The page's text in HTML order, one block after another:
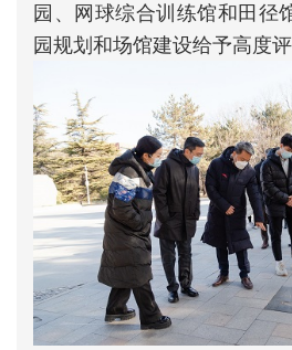
园、网球综合训练馆和田径
园规划和场馆建设给予高度评